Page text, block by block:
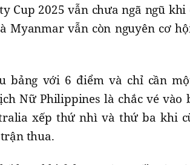
Cup 2025 vẫn chưa ngã ngũ
Myanmar vẫn còn nguyên cơ
bảng với 6 điểm và chỉ cần
Nữ Philippines là chắc vé vào
xếp thứ nhì và thứ ba khi
thua.